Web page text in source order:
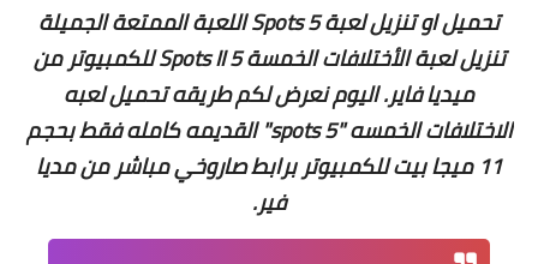
تحميل او تنزيل لعبة 5 Spots اللعبة الممتعة الجميلة
تنزيل لعبة الأختلافات الخمسة 5 Spots II للكمبيوتر من
ميديا فاير. اليوم نعرض لكم طريقه تحميل لعبه
الاختلافات الخمسه "spots 5" القديمه كامله فقط بحجم
11 ميجا بيت للكمبيوتر برابط صاروخي مباشر من مديا
فير.